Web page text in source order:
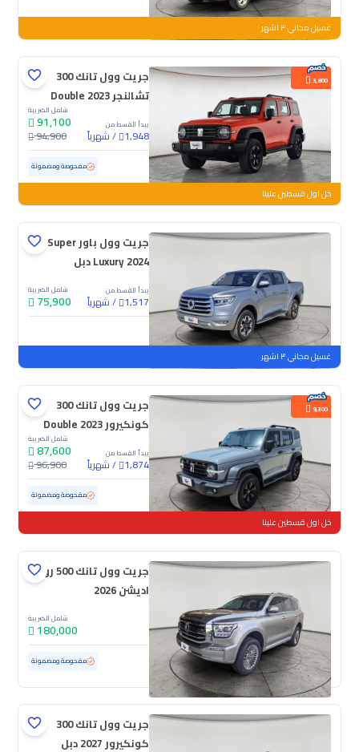
غسيل مجاني ٣ اشهر
3,800
جريت وول تانك 300
تشالنجر 2023 Double
يبدأ القسط من
1,948
/شهرياً
شامل الضريبة
91,100
94,900
مستعملة 102,274 كم مفحوصة ومضمونة
خل اول قسطين علينا
جريت وول باور Super
Luxury 2024 دبل
يبدأ القسط من
1,517
/شهرياً
شامل الضريبة
75,900
جديدة
غسيل مجاني ٣ اشهر
9,300
جريت وول تانك 300
كونكيرور 2023 Double
يبدأ القسط من
1,874
/شهرياً
شامل الضريبة
87,600
96,900
مستعملة 124,239 كم مفحوصة ومضمونة
خل اول قسطين علينا
جريت وول تانك 500 روك
اديشن 2026
شامل الضريبة
180,000
مستعملة 8,441 كم ممشى قليل مفحوصة ومضمونة
جريت وول تانك 300
كونكيرور 2027 دبل